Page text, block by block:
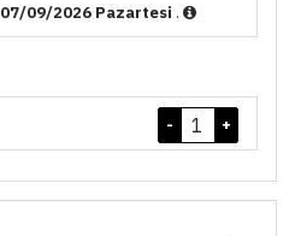
07/09/2026 Pazartesi .
+
-